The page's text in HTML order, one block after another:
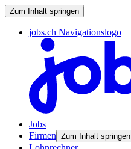
Zum Inhalt springen
jobs.ch Navigationslogo
Jobs
Firmen Zum Inhalt springen